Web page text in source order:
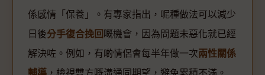
係感情「保養」。有專家指出，呢種做法可以減少
日後分手復合挽回 嘅機會，因為問題未惡化就已經
解決咗。例如，有啲情侶會每半年做一次兩性關係
輔導 ，檢視雙方嘅溝通同期望，避免累積不滿。